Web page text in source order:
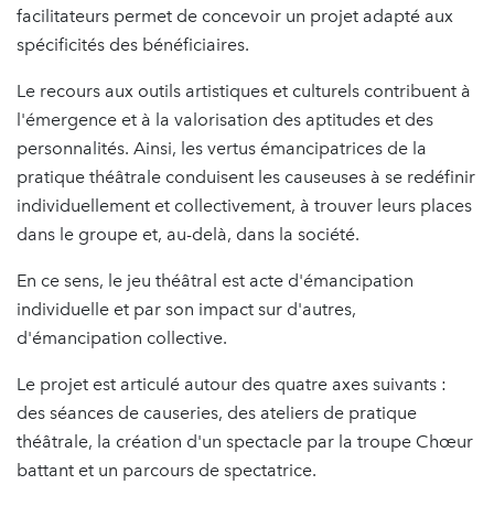
facilitateurs permet de concevoir un projet adapté aux
spécificités des bénéficiaires.
Le recours aux outils artistiques et culturels contribuent à
l'émergence et à la valorisation des aptitudes et des
personnalités. Ainsi, les vertus émancipatrices de la
pratique théâtrale conduisent les causeuses à se redéfinir
individuellement et collectivement, à trouver leurs places
dans le groupe et, au-delà, dans la société.
En ce sens, le jeu théâtral est acte d'émancipation
individuelle et par son impact sur d'autres,
d'émancipation collective.
Le projet est articulé autour des quatre axes suivants :
des séances de causeries, des ateliers de pratique
théâtrale, la création d'un spectacle par la troupe Chœur
battant et un parcours de spectatrice.